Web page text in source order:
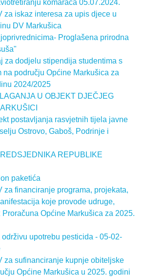
komaraca 05.07.2024.
za iskaz interesa za upis djece u
DV Markušica
Proglašena prirodna
za dodjelu stipendija studentima s
na području Općine Markušica za
2024/2025
U OBJEKT DJEČJEG
postavljanja rasvjetnih tijela javne
Ostrovo, Gaboš, Podrinje i
REPUBLIKE
paketića
za financiranje programa, projekata,
koje provode udruge,
Proračuna Općine Markušica za 2025.
upotrebu pesticida - 05-02-
za sufinanciranje kupnje obiteljske
Općine Markušica u 2025. godini